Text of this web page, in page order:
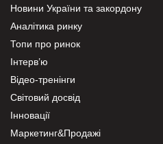
Новини України та закордону
Аналітика ринку
Топи про ринок
Інтерв’ю
Відео-тренінги
Світовий досвід
Інновації
Маркетинг&Продажі